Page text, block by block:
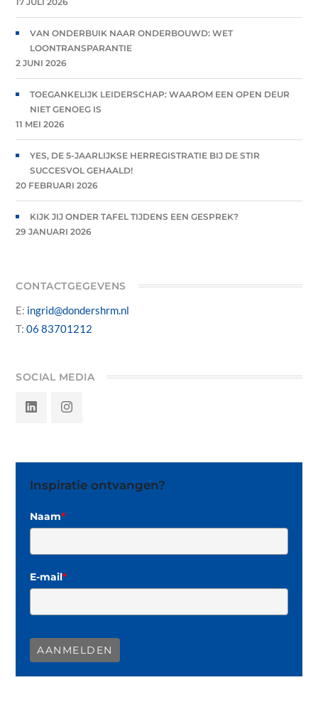
VAN ONDERBUIK NAAR ONDERBOUWD: WET
LOONTRANSPARANTIE
2 JUNI 2026
TOEGANKELIJK LEIDERSCHAP: WAAROM EEN OPEN DEUR
NIET GENOEG IS
11 MEI 2026
YES, DE 5-JAARLIJKSE HERREGISTRATIE BIJ DE STIR
SUCCESVOL GEHAALD!
20 FEBRUARI 2026
KIJK JIJ ONDER TAFEL TIJDENS EEN GESPREK?
29 JANUARI 2026
CONTACTGEGEVENS
E: ingrid@dondershrm.nl
T:06 83701212
SOCIAL MEDIA
Inspiratie ontvangen?
Naam*
E-mail*
AANMELDEN